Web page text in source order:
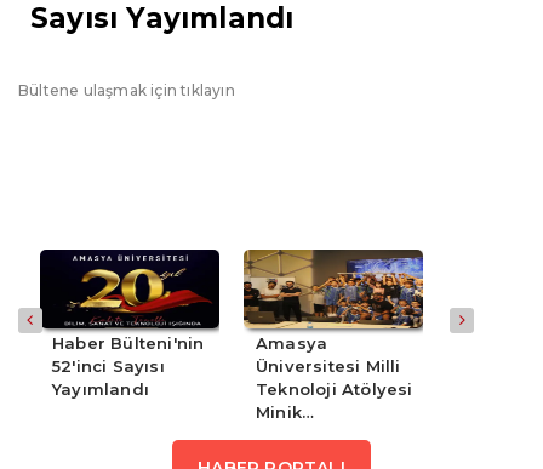
Sayısı Yayımlandı
Bültene ulaşmak için tıklayın
Haber Bülteni'nin
52'inci Sayısı
Yayımlandı
Amasya
Üniversitesi Milli
Teknoloji Atölyesi
Minik…